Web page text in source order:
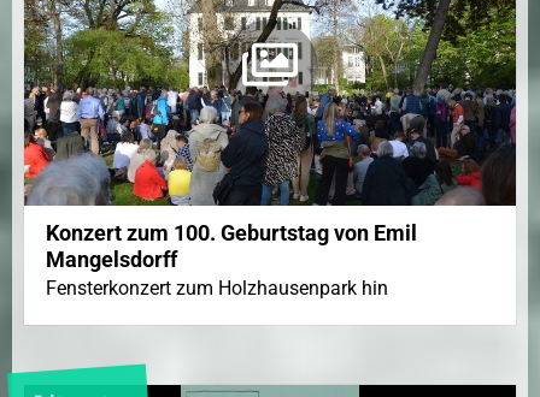
Konzert zum 100. Geburtstag von Emil
Mangelsdorff
Fensterkonzert zum Holzhausenpark hin